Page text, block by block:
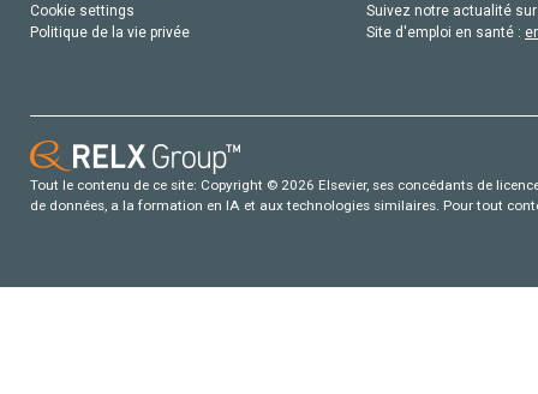
Cookie settings
Politique de la vie privée
Suivez notre actualité
Site d'emploi en santé :
Tout le contenu de ce site: Copyright © 2026 Elsevier, ses concédants de
de données, a la formation en IA et aux technologies similaires. Pour tout